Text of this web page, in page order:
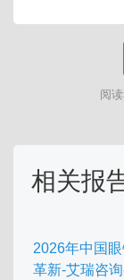
阅
相关报
2026年中国
革新-艾瑞咨